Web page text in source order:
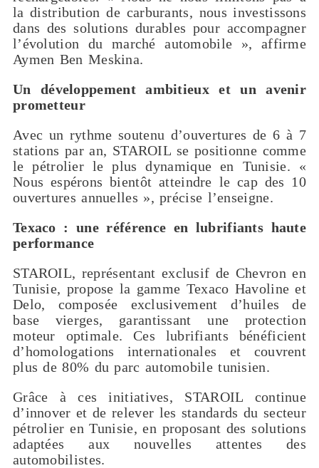
la distribution de carburants, nous investissons
dans des solutions durables pour accompagner
l’évolution du marché automobile », affirme
Aymen Ben Meskina.
Un développement ambitieux et un avenir
prometteur
Avec un rythme soutenu d’ouvertures de 6 à 7
stations par an, STAROIL se positionne comme
le pétrolier le plus dynamique en Tunisie. «
Nous espérons bientôt atteindre le cap des 10
ouvertures annuelles », précise l’enseigne.
Texaco : une référence en lubrifiants haute
performance
STAROIL, représentant exclusif de Chevron en
Tunisie, propose la gamme Texaco Havoline et
Delo, composée exclusivement d’huiles de
base vierges, garantissant une protection
moteur optimale. Ces lubrifiants bénéficient
d’homologations internationales et couvrent
plus de 80% du parc automobile tunisien.
Grâce à ces initiatives, STAROIL continue
d’innover et de relever les standards du secteur
pétrolier en Tunisie, en proposant des solutions
adaptées aux nouvelles attentes des
automobilistes.